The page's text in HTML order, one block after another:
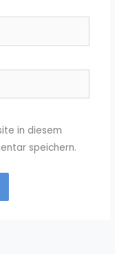
in diesem
speichern.